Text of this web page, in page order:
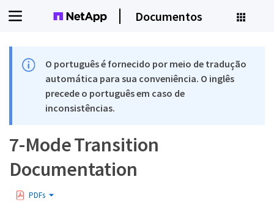
Documentos
O português é fornecido por meio de tradução
automática para sua conveniência. O inglês
precede o português em caso de
inconsistências.
7-Mode Transition
Documentation
PDFs